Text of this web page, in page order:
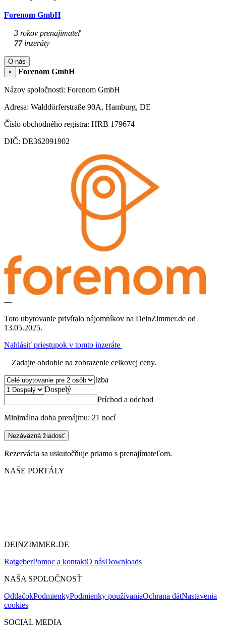
Forenom GmbH
3 rokov prenajímateľ
77inzeráty
O nás
×
Forenom GmbH
Názov spoločnosti: Forenom GmbH
Adresa: Walddörferstraße 90A, Hamburg, DE
Číslo obchodného registra: HRB 179674
DIČ: DE362091902
—
Toto ubytovanie privítalo nájomníkov na DeinZimmer.de od
13.05.2025.
Nahlásiť priestupok v tomto inzeráte
Zadajte obdobie na zobrazenie celkovej ceny.
Izba
Dospelý
Príchod a odchod
Minimálna doba prenájmu: 21 nocí
Nezáväzná žiadosť
Rezervácia sa uskutočňuje priamo s prenajímateľom.
NAŠE PORTÁLY
DEINZIMMER.DE
RatgeberPomoc a kontaktO násDownloads
NAŠA SPOLOČNOSŤ
OdtlačokPodmienkyPodmienky používaniaOchrana dátNastavenia
cookies
SOCIAL MEDIA